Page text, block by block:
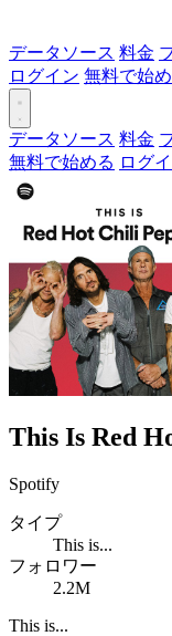
データソース 料金
ログイン 無料で始
データソース 料金
無料で始める ログ
This Is Red
Spotify
タイプ
This is...
フォロワー
2.2M
This is...